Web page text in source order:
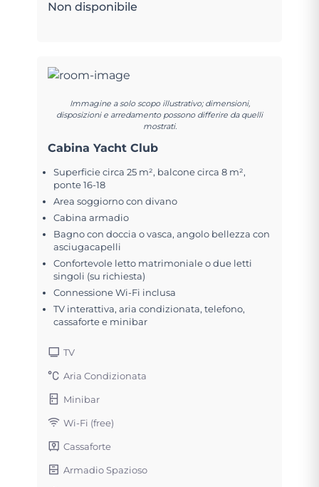
Non disponibile
Immagine a solo scopo illustrativo; dimensioni,
disposizioni e arredamento possono differire da quelli
mostrati.
Cabina Yacht Club
Superficie circa 25 m², balcone circa 8 m²,
ponte 16-18
Area soggiorno con divano
Cabina armadio
Bagno con doccia o vasca, angolo bellezza con
asciugacapelli
Confortevole letto matrimoniale o due letti
singoli (su richiesta)
Connessione Wi-Fi inclusa
TV interattiva, aria condizionata, telefono,
cassaforte e minibar
TV
Aria Condizionata
Minibar
Wi-Fi (free)
Cassaforte
Armadio Spazioso